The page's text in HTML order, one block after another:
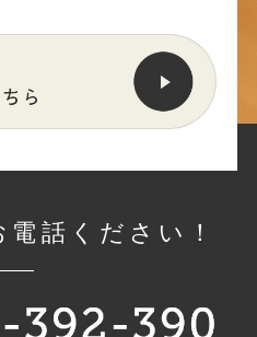
話ください！